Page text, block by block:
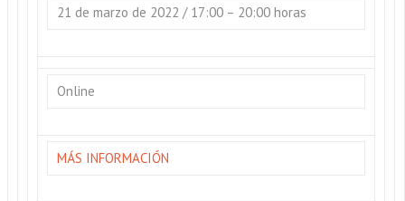
21 de marzo de 2022 / 17:00 – 20:00 horas
Online
MÁS INFORMACIÓN